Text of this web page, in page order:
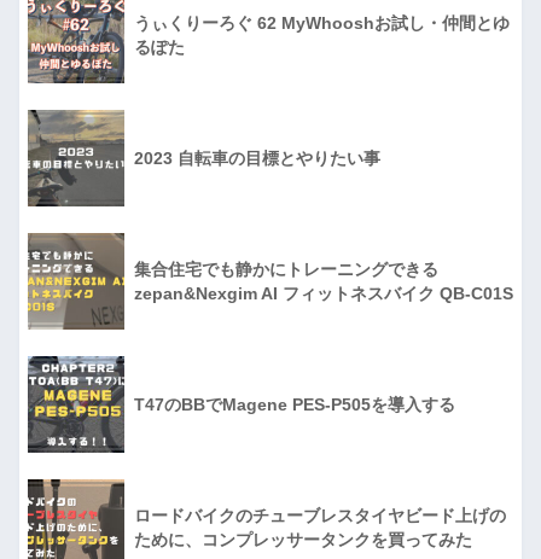
うぃくりーろぐ 62 MyWhooshお試し・仲間とゆ
るぽた
2023 自転車の目標とやりたい事
集合住宅でも静かにトレーニングできる
zepan&Nexgim AI フィットネスバイク QB-C01S
T47のBBでMagene PES-P505を導入する
ロードバイクのチューブレスタイヤビード上げの
ために、コンプレッサータンクを買ってみた